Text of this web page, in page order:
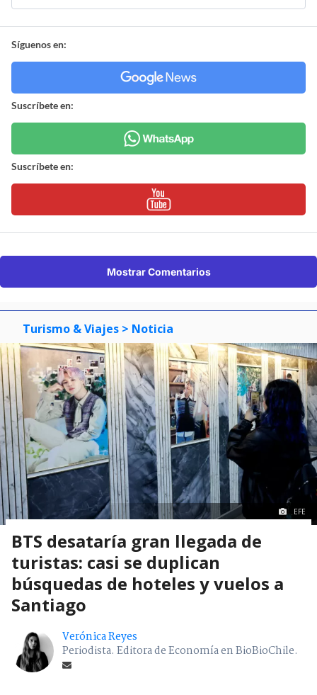
Síguenos en:
Suscríbete en:
Suscríbete en:
Mostrar Comentarios
Turismo & Viajes > Noticia
EFE
BTS desataría gran llegada de
turistas: casi se duplican
búsquedas de hoteles y vuelos a
Santiago
Verónica Reyes
Periodista. Editora de Economía en BioBioChile.